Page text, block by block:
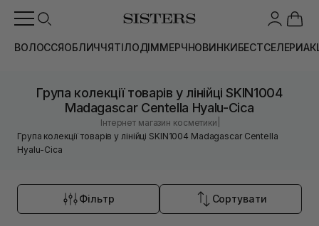
ВОЛОССЯОБЛИЧЧЯТІЛОДІММЕРЧНОВИНКИБЕСТСЕЛЕРИ
Група колекції товарів у лінійці SKIN1004
Madagascar Centella Hyalu-Cica
Інтернет магазин косметики
Група колекції товарів у лінійці SKIN1004 Madagascar Centella
Hyalu-Cica
Фільтр Сортувати